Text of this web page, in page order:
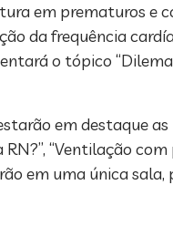
em prematuros e
da frequência
o tópico
em destaque
“Ventilação
em uma única